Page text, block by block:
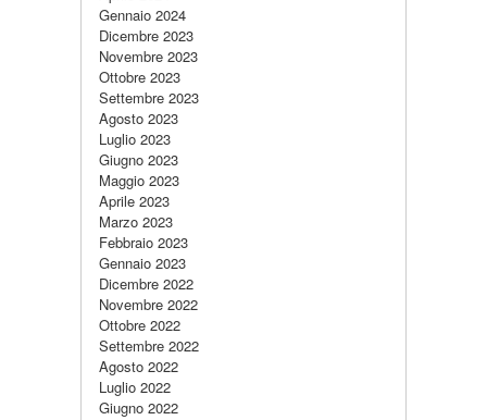
Gennaio 2024
Dicembre 2023
Novembre 2023
Ottobre 2023
Settembre 2023
Agosto 2023
Luglio 2023
Giugno 2023
Maggio 2023
Aprile 2023
Marzo 2023
Febbraio 2023
Gennaio 2023
Dicembre 2022
Novembre 2022
Ottobre 2022
Settembre 2022
Agosto 2022
Luglio 2022
Giugno 2022